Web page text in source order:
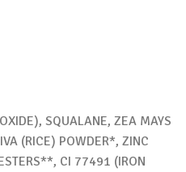
SQUALANE, ZEA MAYS
(RICE) POWDER*, ZINC
CI 77491 (IRON